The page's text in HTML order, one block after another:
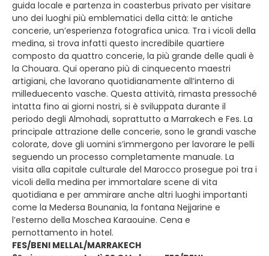
guida locale e partenza in coasterbus privato per visitare
uno dei luoghi più emblematici della città: le antiche
concerie, un’esperienza fotografica unica. Tra i vicoli della
medina, si trova infatti questo incredibile quartiere
composto da quattro concerie, la più grande delle quali è
la Chouara. Qui operano più di cinquecento maestri
artigiani, che lavorano quotidianamente all’interno di
milleduecento vasche. Questa attività, rimasta pressoché
intatta fino ai giorni nostri, si è sviluppata durante il
periodo degli Almohadi, soprattutto a Marrakech e Fes. La
principale attrazione delle concerie, sono le grandi vasche
colorate, dove gli uomini s’immergono per lavorare le pelli
seguendo un processo completamente manuale. La
visita alla capitale culturale del Marocco prosegue poi tra i
vicoli della medina per immortalare scene di vita
quotidiana e per ammirare anche altri luoghi importanti
come la Medersa Bounania, la fontana Nejjarine e
l’esterno della Moschea Karaouine. Cena e
pernottamento in hotel.
FES/BENI MELLAL/MARRAKECH